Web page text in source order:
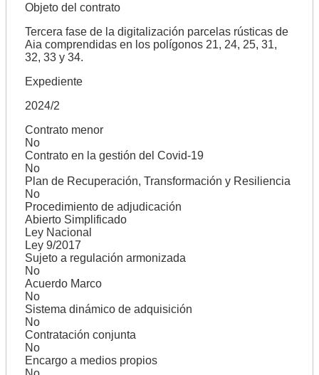
Objeto del contrato
Tercera fase de la digitalización parcelas rústicas de
Aia comprendidas en los polígonos 21, 24, 25, 31,
32, 33 y 34.
Expediente
2024/2
Contrato menor
No
Contrato en la gestión del Covid-19
No
Plan de Recuperación, Transformación y Resiliencia
No
Procedimiento de adjudicación
Abierto Simplificado
Ley Nacional
Ley 9/2017
Sujeto a regulación armonizada
No
Acuerdo Marco
No
Sistema dinámico de adquisición
No
Contratación conjunta
No
Encargo a medios propios